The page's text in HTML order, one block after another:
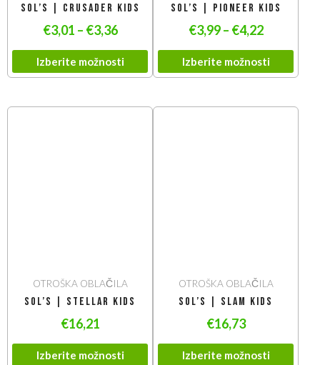
SOL’S | Crusader Kids
€3,01 – €3,36
Izberite možnosti
SOL’S | Pioneer Kids
€3,99– €4,22
Izberite možnosti
OTROŠKA OBLAČILA
SOL’S | Stellar Kids
€16,21
Izberite možnosti
OTROŠKA OBLAČILA
SOL’S | Slam Kids
€16,73
Izberite možnosti